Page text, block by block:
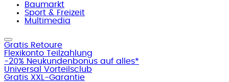
Baumarkt
Sport & Freizeit
Multimedia
Gratis Retoure
Flexikonto Teilzahlung
-20% Neukundenbonus auf alles*
Universal Vorteilsclub
Gratis XXL-Garantie